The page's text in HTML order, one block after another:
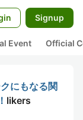
Signup
Event Official
にもなる関
likers